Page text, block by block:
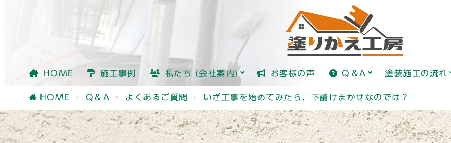
HOME 施工事例 私たち (会社案内)
他社との違い
社員紹介
会社情報
お客様の声 Q＆A
全国標準価格ガイド(日本塗
塗装施工の流れ
塗装とは？
HOME Q＆A よくあるご質問 いざ工事を始めてみたら、下請けまかせなのでは？
全国標準価格ガイド(日本